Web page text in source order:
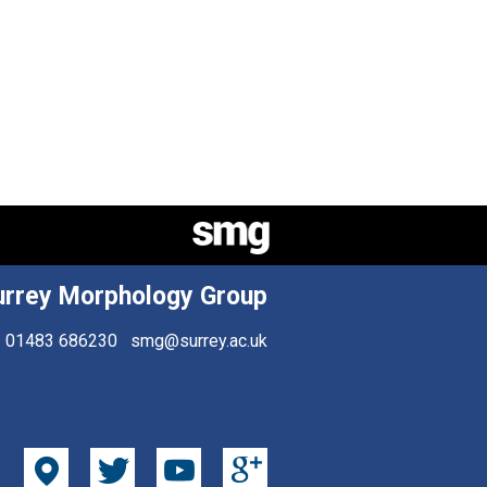
Morphology Group
01483 686230 smg@surrey.ac.uk